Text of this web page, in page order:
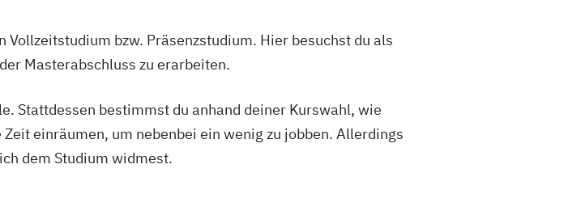
bzw. Präsenzstudium. Hier besuchst du als
Masterabschluss zu erarbeiten.
Stattdessen bestimmst du anhand deiner Kurswahl, wie
einräumen, um nebenbei ein wenig zu jobben. Allerdings
dem Studium widmest.